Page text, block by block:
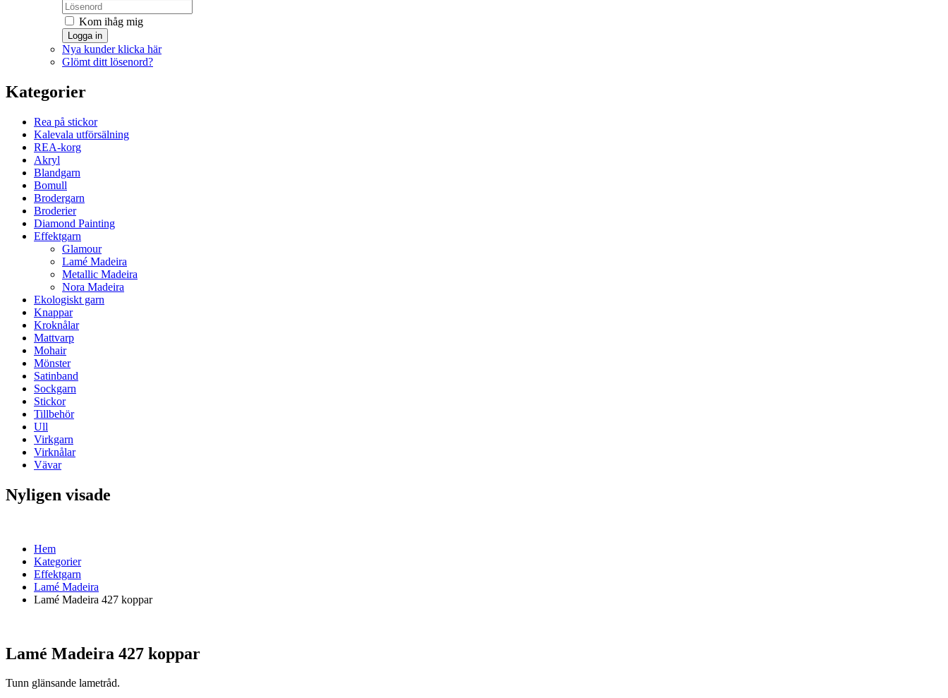
Kom ihåg mig
Logga in
Nya kunder klicka här
Glömt ditt lösenord?
Kategorier
Rea på stickor
Kalevala utförsälning
REA-korg
Akryl
Blandgarn
Bomull
Brodergarn
Broderier
Diamond Painting
Effektgarn
Glamour
Lamé Madeira
Metallic Madeira
Nora Madeira
Ekologiskt garn
Knappar
Kroknålar
Mattvarp
Mohair
Mönster
Satinband
Sockgarn
Stickor
Tillbehör
Ull
Virkgarn
Virknålar
Vävar
Nyligen visade
Hem
Kategorier
Effektgarn
Lamé Madeira
Lamé Madeira 427 koppar
Lamé Madeira 427 koppar
Tunn glänsande lametråd.